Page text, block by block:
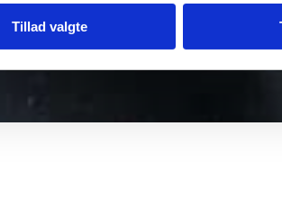
Tillad valgte